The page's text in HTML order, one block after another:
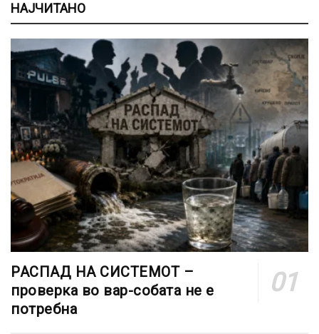
НАЈЧИТАНО
РАСПАД НА СИСТЕМОТ –
проверка во вар-собата не е
потребна